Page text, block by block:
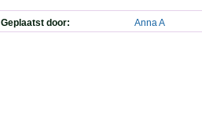
Geplaatst door: Anna A